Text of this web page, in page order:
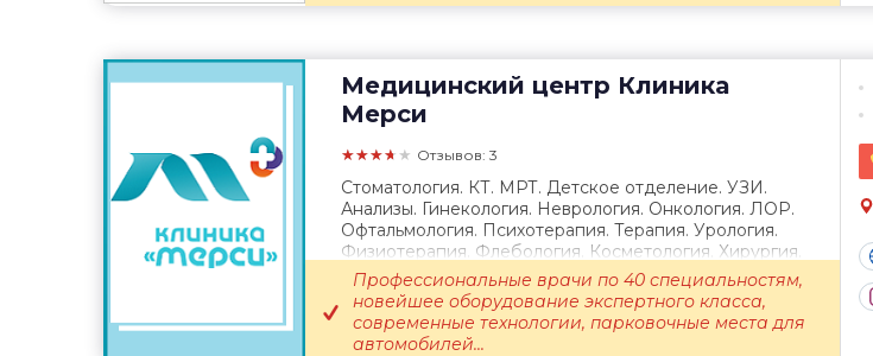
Медицинский центр Клиника
Мерси
★★★★★ Отзывов: 3
Стоматология. КТ. МРТ. Детское отделение. УЗИ.
Анализы. Гинекология. Неврология. Онкология. ЛОР.
Офтальмология. Психотерапия. Терапия. Урология.
Физиотерапия. Флебология. Косметология. Хирургия.
Выезд врача...
Профессиональные врачи по 40 специальностям,
новейшее оборудование экспертного класса,
современные технологии, парковочные места для
автомобилей...